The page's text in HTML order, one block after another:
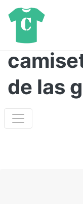
de las